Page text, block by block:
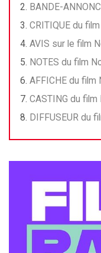
BANDE-
CRITIQUE du
AVIS sur le film
NOTES du film
AFFICHE du film
CASTING du
DIFFUSEUR du